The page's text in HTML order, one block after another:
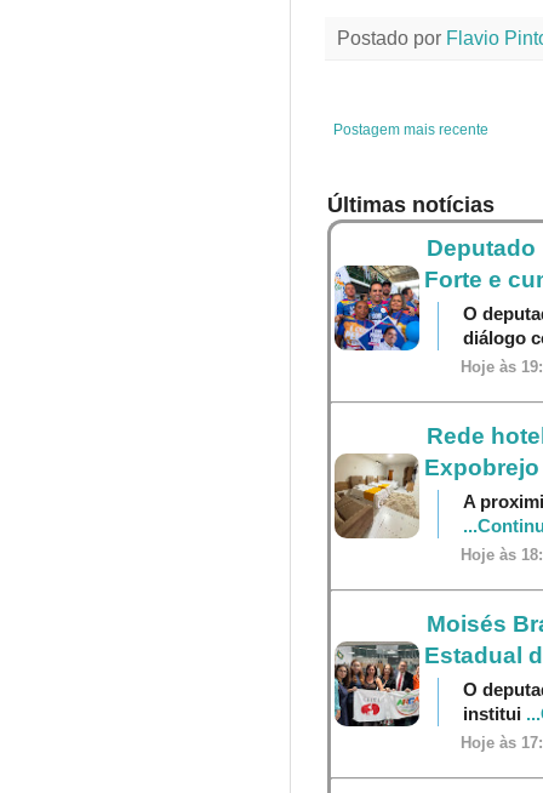
b
e
s
Postado por Flavio
Postagem mais recente
Últimas notícias
Forte e
O
diálogo
Hoje às
Rede
Expobrejo
A
Hoje às
Moisés
Estadual
O
institui
Hoje às